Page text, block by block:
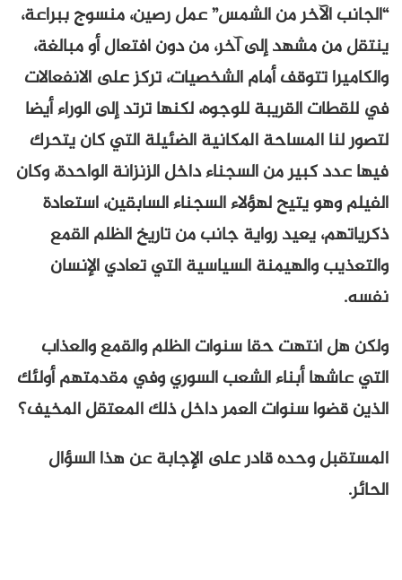
“الجانب الآخر من الشمس” عمل رصين، منسوج ببراعة،
ينتقل من مشهد إلى آخر، من دون افتعال أو مبالغة،
والكاميرا تتوقف أمام الشخصيات، تركز على الانفعالات
في للقطات القريبة للوجوه، لكنها ترتد إلى الوراء أيضا
لتصور لنا المساحة المكانية الضئيلة التي كان يتحرك
فيها عدد كبير من السجناء داخل الزنزانة الواحدة، وكان
الفيلم وهو يتيح لهؤلاء السجناء السابقين، استعادة
ذكرياتهم، يعيد رواية جانب من تاريخ الظلم القمع
والتعذيب والهيمنة السياسية التي تعادي الإنسان
نفسه.
ولكن هل انتهت حقا سنوات الظلم والقمع والعذاب
التي عاشها أبناء الشعب السوري وفي مقدمتهم أولئك
الذين قضوا سنوات العمر داخل ذلك المعتقل المخيف؟
المستقبل وحده قادر على الإجابة عن هذا السؤال
الحائر.